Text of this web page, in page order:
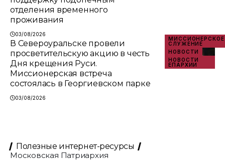
отделения временного
проживания
03/08/2026
МИССИОНЕРСКОЕ
СЛУЖЕНИЕ
НОВОСТИ
НОВОСТИ
ЕПАРХИИ
В Североуральске провели
просветительскую акцию в честь
Дня крещения Руси.
Миссионерская встреча
состоялась в Георгиевском парке
03/08/2026
Полезные интернет-ресурсы
Московская Патриархия